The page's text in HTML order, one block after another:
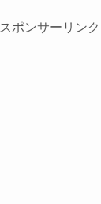
スポンサーリンク